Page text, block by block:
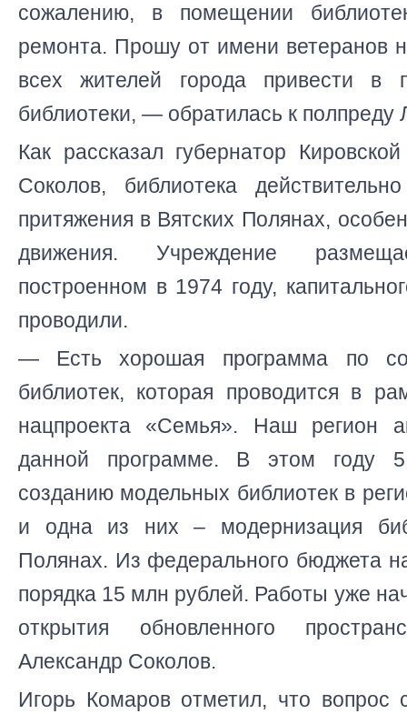
сожалению, в помещении
ремонта. Прошу от имени ветеранов
всех жителей города привести в
библиотеки, — обратилась к полпреду
Как рассказал губернатор
Соколов, библиотека
притяжения в Вятских Полянах,
движения. Учреждение
построенном в 1974 году,
проводили.
— Есть хорошая программа по
библиотек, которая проводится в
нацпроекта «Семья». Наш регион
данной программе. В этом году
созданию модельных библиотек в
и одна из них – модернизация
Полянах. Из федерального бюджета
порядка 15 млн рублей. Работы уже
открытия обновленного
Александр Соколов.
Игорь Комаров отметил, что вопрос